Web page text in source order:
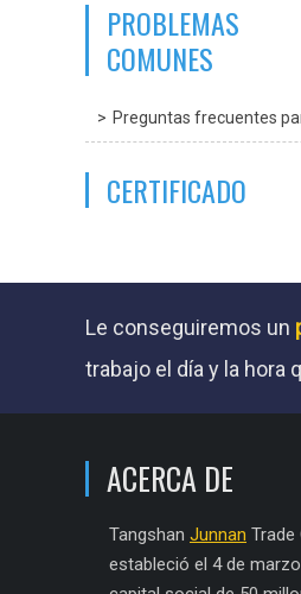
PROBLEMAS
COMUNES
Preguntas frecuentes para
CERTIFICADO
Le conseguiremos un
trabajo el día y la hora
ACERCA DE
Tangshan Junnan Trade
estableció el 4 de